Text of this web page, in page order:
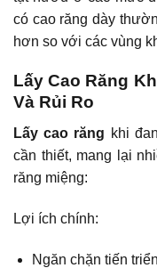
có cao răng dày
hơn so với các vùng
Lấy Cao Răng
Và Rủi Ro
Lấy cao răng khi
cần thiết, mang lại
răng miệng:
Lợi ích chính:
Ngăn chặn tiến